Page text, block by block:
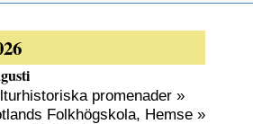
promenader »
Folkhögskola, Hemse »